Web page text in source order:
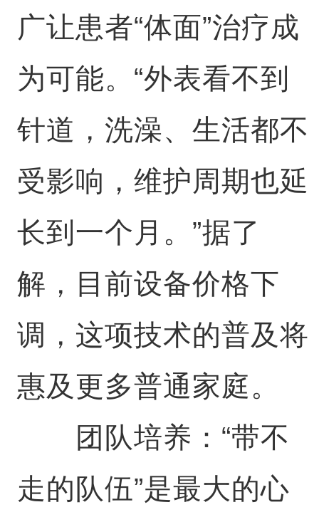
广让患者“体面”治疗成
为可能。“外表看不到
针道，洗澡、生活都不
受影响，维护周期也延
长到一个月。”据了
解，目前设备价格下
调，这项技术的普及将
惠及更多普通家庭。
团队培养：“带不
走的队伍”是最大的心